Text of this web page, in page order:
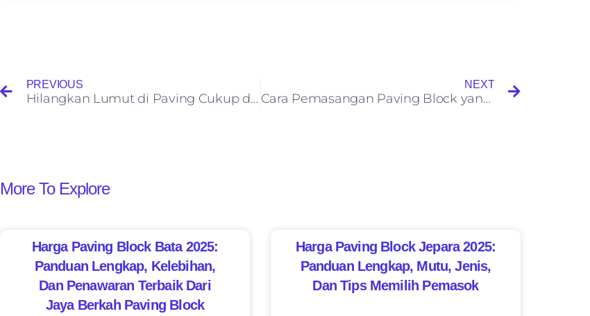
PREVIOUS
Hilangkan Lumut di Paving Cukup dengan Bahan Alami
NEXT
Cara Pemasangan Paving Block yang Baik
More To Explore
Harga Paving Block Bata 2025:
Panduan Lengkap, Kelebihan,
Dan Penawaran Terbaik Dari
Jaya Berkah Paving Block
Harga Paving Block Jepara 2025:
Panduan Lengkap, Mutu, Jenis,
Dan Tips Memilih Pemasok